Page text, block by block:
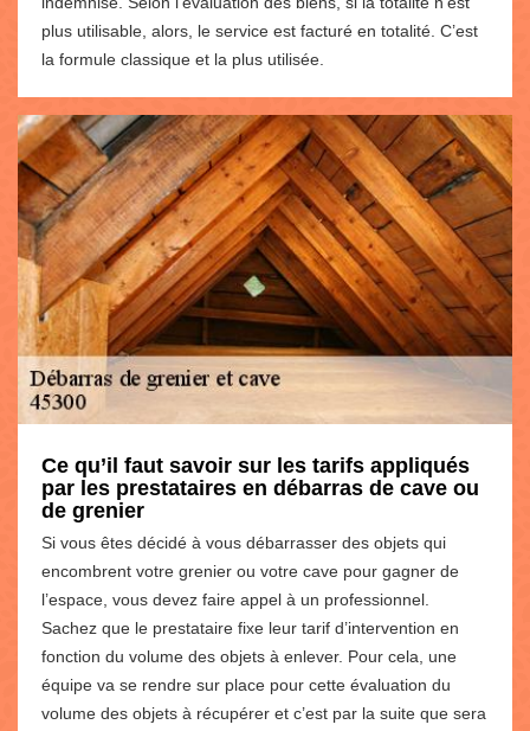
plus utilisable, alors, le service est facturé en totalité. C’est
la formule classique et la plus utilisée.
Ce qu’il faut savoir sur les tarifs appliqués
par les prestataires en débarras de cave ou
de grenier
Si vous êtes décidé à vous débarrasser des objets qui
encombrent votre grenier ou votre cave pour gagner de
l’espace, vous devez faire appel à un professionnel.
Sachez que le prestataire fixe leur tarif d’intervention en
fonction du volume des objets à enlever. Pour cela, une
équipe va se rendre sur place pour cette évaluation du
volume des objets à récupérer et c’est par la suite que sera